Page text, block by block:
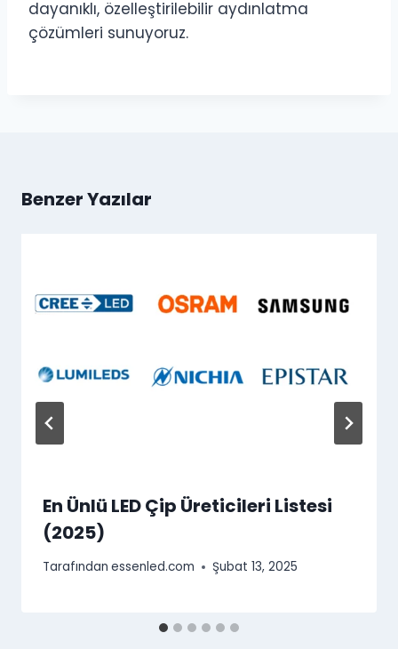
dayanıklı, özelleştirilebilir aydınlatma
çözümleri sunuyoruz.
Benzer Yazılar
En Ünlü LED Çip Üreticileri Listesi
(2025)
Tarafından essenled.com Şubat 13, 2025